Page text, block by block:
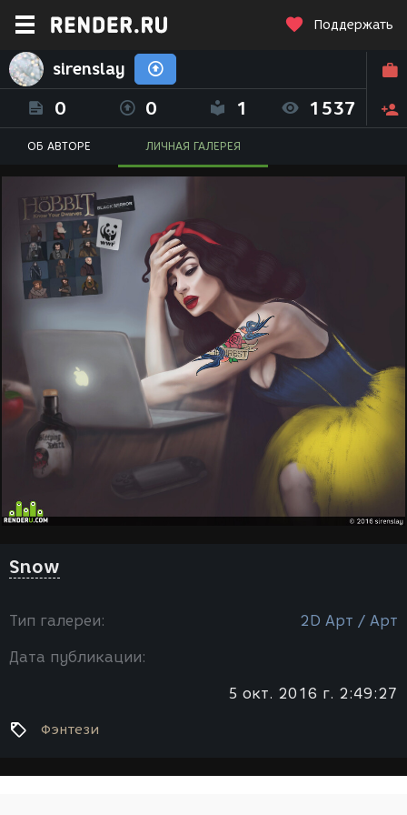
Поддержать
sirenslay
0 0 1 1537
ОБ АВТОРЕ ЛИЧНАЯ ГАЛЕРЕЯ
Snow
Тип галереи: 2D Арт / Арт
Дата публикации:
5 окт. 2016 г. 2:49:27
Фэнтези